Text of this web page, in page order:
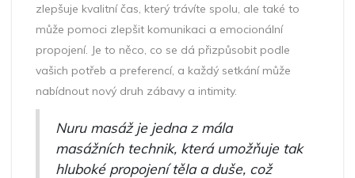
zlepšuje kvalitní čas, který trávíte spolu, ale také to
může pomoci zlepšit komunikaci a emocionální
propojení. Je to něco, co se dá přizpůsobit podle
vašich potřeb a preferencí, a každý setkání může
nabídnout nový druh zábavy a intimity.
Nuru masáž je jedna z mála
masážních technik, která umožňuje tak
hluboké propojení těla a duše, což